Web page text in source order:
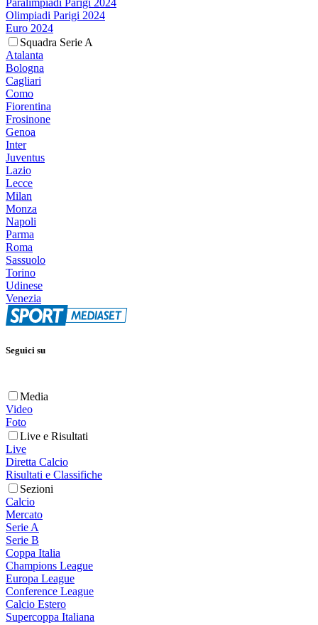
Paralimpiadi Parigi 2024
Olimpiadi Parigi 2024
Euro 2024
Squadra Serie A
Atalanta
Bologna
Cagliari
Como
Fiorentina
Frosinone
Genoa
Inter
Juventus
Lazio
Lecce
Milan
Monza
Napoli
Parma
Roma
Sassuolo
Torino
Udinese
Venezia
Seguici su
Media
Video
Foto
Live e Risultati
Live
Diretta Calcio
Risultati e Classifiche
Sezioni
Calcio
Mercato
Serie A
Serie B
Coppa Italia
Champions League
Europa League
Conference League
Calcio Estero
Supercoppa Italiana